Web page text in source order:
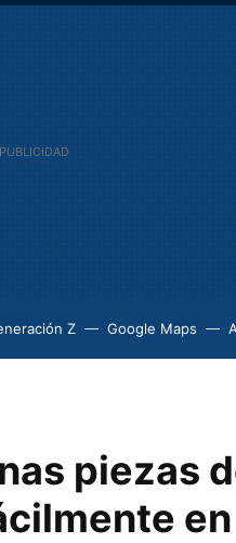
Z Google Maps
piezas
en